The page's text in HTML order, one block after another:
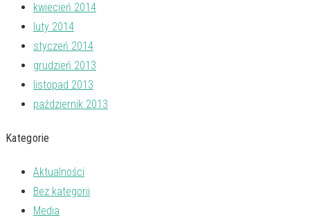
kwiecień 2014
luty 2014
styczeń 2014
grudzień 2013
listopad 2013
październik 2013
Kategorie
Aktualności
Bez kategorii
Media